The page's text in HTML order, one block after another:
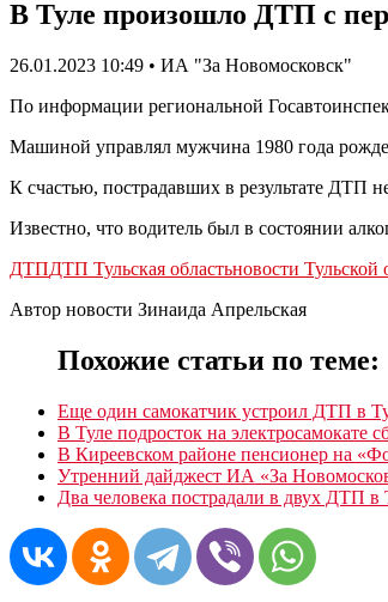
В Туле произошло ДТП с
26.01.2023 10:49 • ИА "За Новомосковск"
По информации региональной
Машиной управлял мужчина 1980 года
К счастью, пострадавших в результате ДТП
Известно, что водитель был в состоянии
ДТПДТП Тульская областьновости Тульской
Автор новости Зинаида Апрельская
Похожие статьи по теме:
Еще один самокатчик устроил ДТП в
В Туле подросток на электросамокате
В Киреевском районе пенсионер на
Утренний дайджест ИА «За
Два человека пострадали в двух ДТП в